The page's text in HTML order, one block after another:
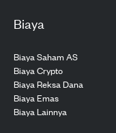
Biaya
Biaya Saham AS
Biaya Crypto
Biaya Reksa Dana
Biaya Emas
Biaya Lainnya